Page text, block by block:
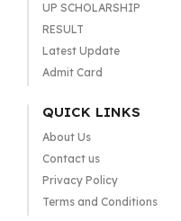
UP SCHOLARSHIP
RESULT
Latest Update
Admit Card
QUICK LINKS
About Us
Contact us
Privacy Policy
Terms and Conditions